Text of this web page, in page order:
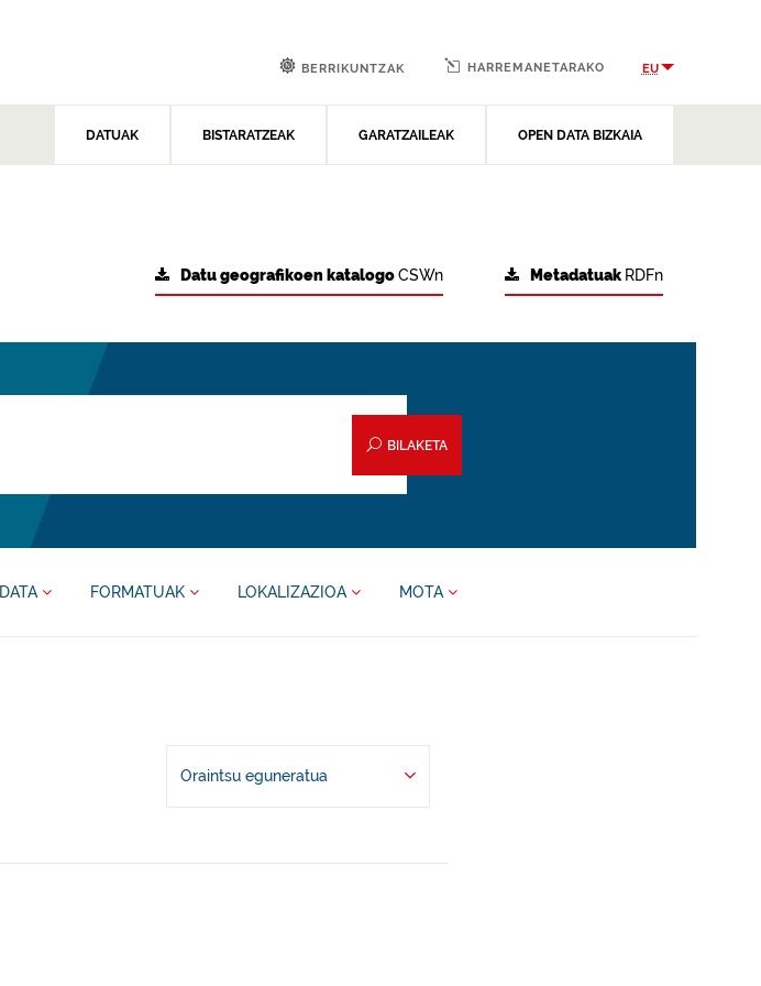
DATUAK BISTARATZEAK GARATZAILEAK OPEN DATA BIZKAIA
BERRIKUNTZAK HARREMANETARAKO EU
Metadatuak RDFn
Datu geografikoen katalogoCSWn
BILAKETA
DATA FORMATUAK LOKALIZAZIOA MOTA
Oraintsu eguneratua